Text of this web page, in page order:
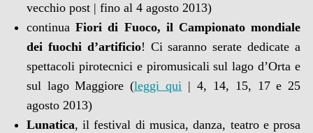
vecchio post | fino al 4 agosto 2013)
continua Fiori di Fuoco, il Campionato mondiale
dei fuochi d’artificio! Ci saranno serate dedicate a
spettacoli pirotecnici e piromusicali sul lago d’Orta e
sul lago Maggiore (leggi qui | 4, 14, 15, 17 e 25
agosto 2013)
Lunatica, il festival di musica, danza, teatro e prosa